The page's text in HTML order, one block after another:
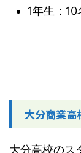
1年生：10
大分商業高
大分高校のス